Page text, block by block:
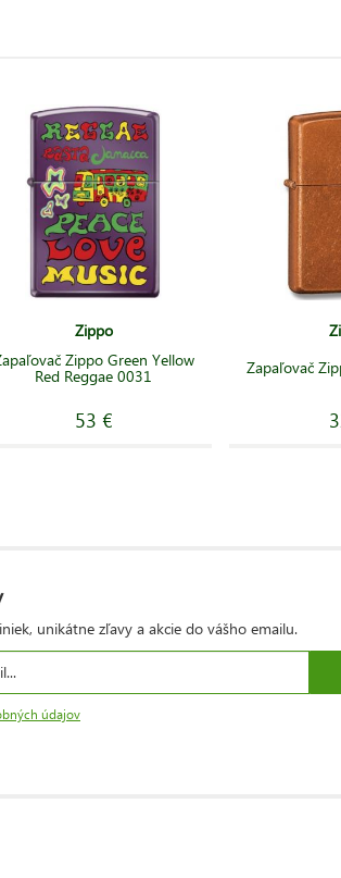
Zippo
Zippo Green Yellow
Red Reggae 0031
53 €
Zapaľovač
unikátne zľavy a akcie do vášho emailu.
údajov